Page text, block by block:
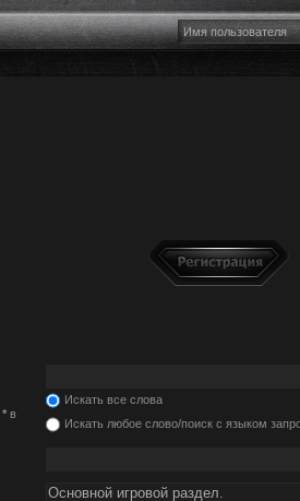
* в
Искать все слова
Искать любое слово/поиск с языком